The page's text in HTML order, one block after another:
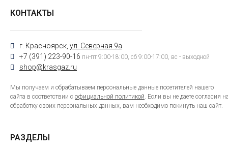
КОНТАКТЫ
г. Красноярск, ул. Северная 9а
+7 (391) 223-90-16 пн-пт 9:00-18:00, сб 9:00-17:00, вс - выходной
shop@krasgaz.ru
Мы получаем и обрабатываем персональные данные посетителей нашего
сайта в соответствии с официальной политикой. Если вы не даете согласия
обработку своих персональных данных, вам необходимо покинуть наш сайт.
РАЗДЕЛЫ